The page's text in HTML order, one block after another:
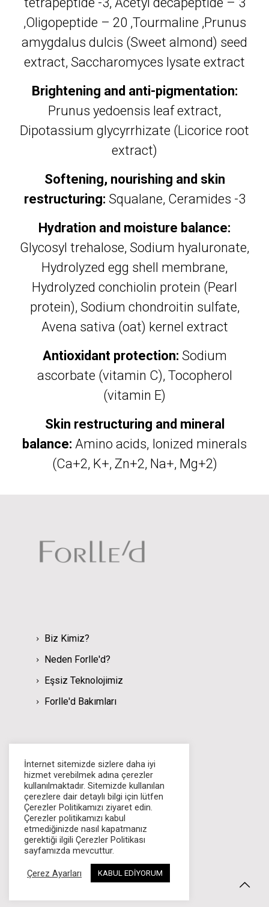
,Oligopeptide – 20 ,Tourmaline ,Prunus
amygdalus dulcis (Sweet almond) seed
extract, Saccharomyces lysate extract
Brightening and anti-pigmentation:
Prunus yedoensis leaf extract,
Dipotassium glycyrrhizate (Licorice root
extract)
Softening, nourishing and skin
restructuring: Squalane, Ceramides -3
Hydration and moisture balance:
Glycosyl trehalose, Sodium hyaluronate,
Hydrolyzed egg shell membrane,
Hydrolyzed conchiolin protein (Pearl
protein), Sodium chondroitin sulfate,
Avena sativa (oat) kernel extract
Antioxidant protection: Sodium
ascorbate (vitamin C), Tocopherol
(vitamin E)
Skin restructuring and mineral
balance: Amino acids, Ionized minerals
(Ca+2, K+, Zn+2, Na+, Mg+2)
Biz Kimiz?
Neden Forlle'd?
Eşsiz Teknolojimiz
Forlle'd Bakımları
Sosyal Medyada Biz
İletişim
Bayilik Başvurusu
© 2024 Forlle'd Türkiye. Tüm Hakları Saklıdır
İnternet sitemizde sizlere daha iyi
hizmet verebilmek adına çerezler
kullanılmaktadır. Sitemizde kullanılan
çerezlere dair detaylı bilgi için lütfen
Çerezler Politikamızı ziyaret edin.
Çerezler politikamızı kabul
etmediğinizde nasıl kapatmanız
gerektiği ilgili Çerezler Politikası
sayfamızda mevcuttur.
Çerez Ayarları KABUL EDİYORUM